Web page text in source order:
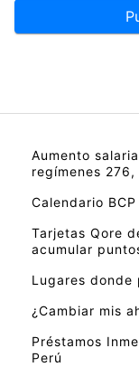
Aumento
regímenes
Calendario BCP
Tarjetas Qore
acumular
Lugares donde
¿Cambiar mis
Préstamos
Perú